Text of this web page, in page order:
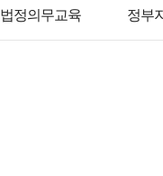
법정의무교육 정부